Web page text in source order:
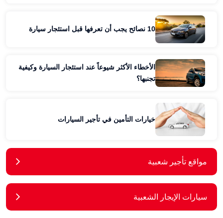
10 نصائح يجب أن تعرفها قبل استئجار سيارة
الأخطاء الأكثر شيوعاً عند استئجار السيارة وكيفية
تجنبها؟
خيارات التأمين في تأجير السيارات
مواقع تأجير شعبية
سيارات الإيجار الشعبية